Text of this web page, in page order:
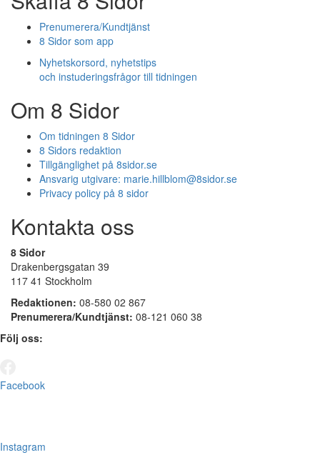
Prenumerera/Kundtjänst
8 Sidor som app
Nyhetskorsord, nyhetstips
och instuderingsfrågor till tidningen
Om 8 Sidor
Om tidningen 8 Sidor
8 Sidors redaktion
Tillgänglighet på 8sidor.se
Ansvarig utgivare: marie.hillblom@8sidor.se
Privacy policy på 8 sidor
Kontakta oss
8 Sidor
Drakenbergsgatan 39
117 41 Stockholm
Redaktionen: 08-580 02 867
Prenumerera/Kundtjänst: 08-121 060 38
Följ oss:
Facebook
Instagram